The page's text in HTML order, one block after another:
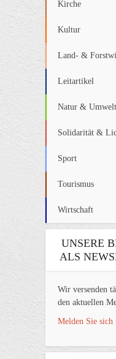
Kirche
Kultur
Land- &
Leitartikel
Natur & Umwelt
Solidarität &
Sport
Tourismus
Wirtschaft
UNSERE
ALS
Wir versenden
den aktuellen
Melden Sie sich